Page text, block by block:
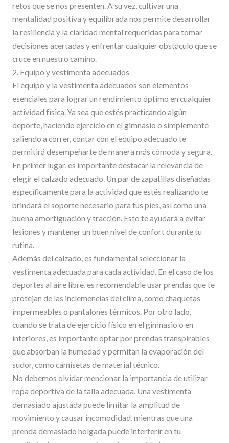
retos que se nos presenten. A su vez, cultivar una
mentalidad positiva y equilibrada nos permite desarrollar
la resiliencia y la claridad mental requeridas para tomar
decisiones acertadas y enfrentar cualquier obstáculo que se
cruce en nuestro camino.
2. Equipo y vestimenta adecuados
El equipo y la vestimenta adecuados son elementos
esenciales para lograr un rendimiento óptimo en cualquier
actividad física. Ya sea que estés practicando algún
deporte, haciendo ejercicio en el gimnasio o simplemente
saliendo a correr, contar con el equipo adecuado te
permitirá desempeñarte de manera más cómoda y segura.
En primer lugar, es importante destacar la relevancia de
elegir el calzado adecuado. Un par de zapatillas diseñadas
específicamente para la actividad que estés realizando te
brindará el soporte necesario para tus pies, así como una
buena amortiguación y tracción. Esto te ayudará a evitar
lesiones y mantener un buen nivel de confort durante tu
rutina.
Además del calzado, es fundamental seleccionar la
vestimenta adecuada para cada actividad. En el caso de los
deportes al aire libre, es recomendable usar prendas que te
protejan de las inclemencias del clima, como chaquetas
impermeables o pantalones térmicos. Por otro lado,
cuando se trata de ejercicio físico en el gimnasio o en
interiores, es importante optar por prendas transpirables
que absorban la humedad y permitan la evaporación del
sudor, como camisetas de material técnico.
No debemos olvidar mencionar la importancia de utilizar
ropa deportiva de la talla adecuada. Una vestimenta
demasiado ajustada puede limitar la amplitud de
movimiento y causar incomodidad, mientras que una
prenda demasiado holgada puede interferir en tu